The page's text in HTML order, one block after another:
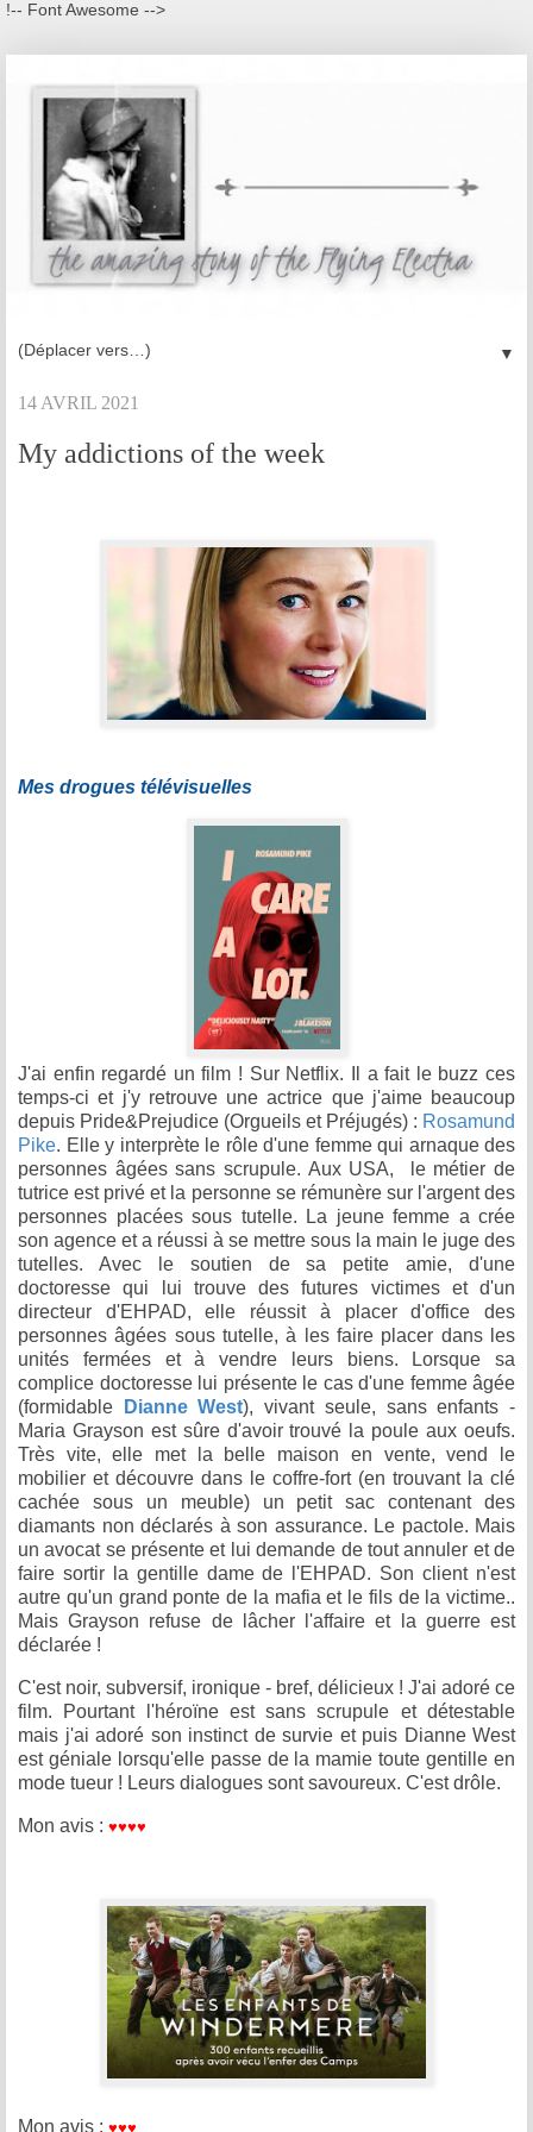
!-- Font Awesome -->
▼
14 AVRIL 2021
My addictions of the week
Mes drogues télévisuelles
J'ai enfin regardé un film ! Sur Netflix. Il a fait le buzz ces
temps-ci et j'y retrouve une actrice que j'aime beaucoup
depuis Pride&Prejudice (Orgueils et Préjugés) : Rosamund
Pike. Elle y interprète le rôle d'une femme qui arnaque des
personnes âgées sans scrupule. Aux USA, le métier de
tutrice est privé et la personne se rémunère sur l'argent des
personnes placées sous tutelle. La jeune femme a crée
son agence et a réussi à se mettre sous la main le juge des
tutelles. Avec le soutien de sa petite amie, d'une
doctoresse qui lui trouve des futures victimes et d'un
directeur d'EHPAD, elle réussit à placer d'office des
personnes âgées sous tutelle, à les faire placer dans les
unités fermées et à vendre leurs biens. Lorsque sa
complice doctoresse lui présente le cas d'une femme âgée
(formidable
Dianne West), vivant seule, sans enfants -
Maria Grayson est sûre d'avoir trouvé la poule aux oeufs.
Très vite, elle met la belle maison en vente, vend le
mobilier et découvre dans le coffre-fort (en trouvant la clé
cachée sous un meuble) un petit sac contenant des
diamants non déclarés à son assurance. Le pactole. Mais
un avocat se présente et lui demande de tout annuler et de
faire sortir la gentille dame de l'EHPAD. Son client n'est
autre qu'un grand ponte de la mafia et le fils de la victime..
Mais Grayson refuse de lâcher l'affaire et la guerre est
déclarée !
C'est noir, subversif, ironique - bref, délicieux ! J'ai adoré ce
film. Pourtant l'héroïne est sans scrupule et détestable
mais j'ai adoré son instinct de survie et puis Dianne West
est géniale lorsqu'elle passe de la mamie toute gentille en
mode tueur ! Leurs dialogues sont savoureux. C'est drôle.
Mon avis : ♥♥♥♥
Mon avis : ♥♥♥